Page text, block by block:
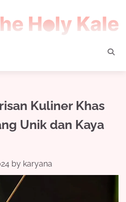
Kuliner Khas
Unik dan Kaya
by karyana